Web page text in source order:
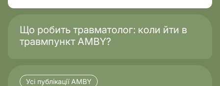
Що робить травматолог: коли йти в
травмпункт AMBY?
Усі публікації AMBY